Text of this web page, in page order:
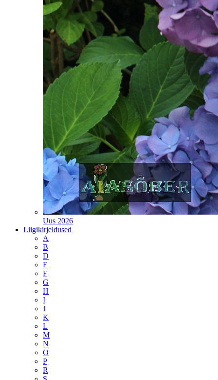
Uus 2026
Liigikirjeldused
A
B
D
E
F
G
H
I
J
K
L
M
N
O
P
R